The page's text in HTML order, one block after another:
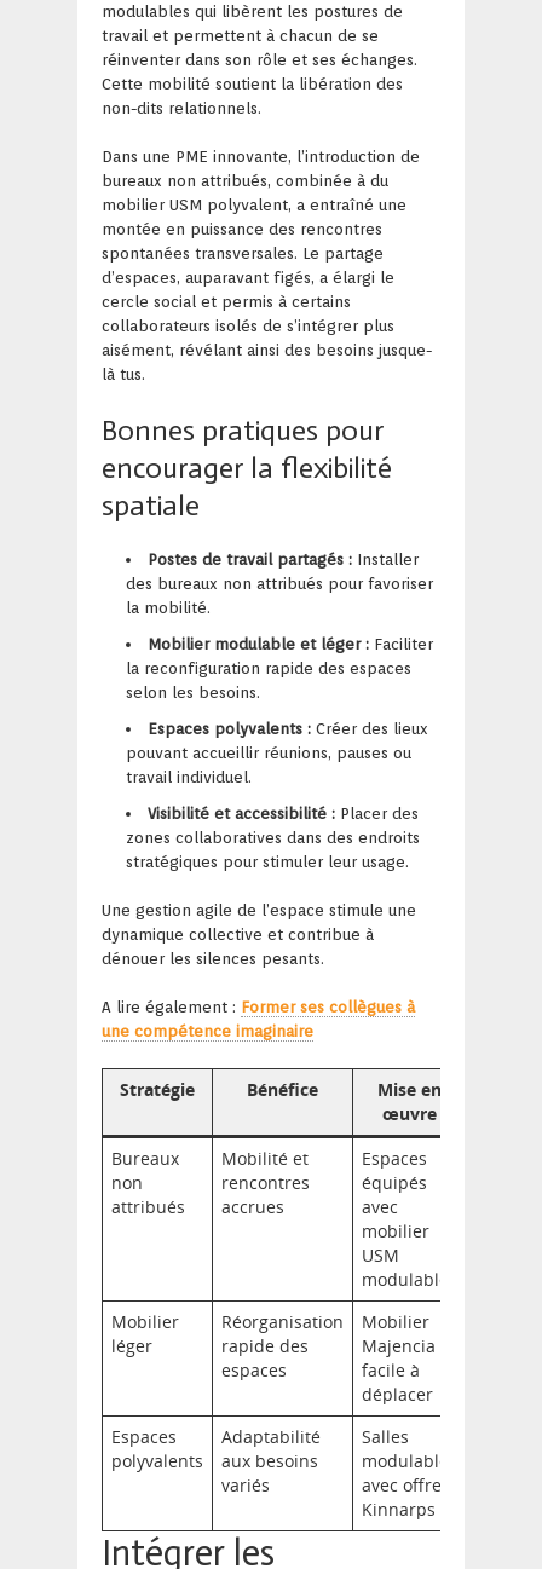
modulables qui libèrent les postures de
travail et permettent à chacun de se
réinventer dans son rôle et ses échanges.
Cette mobilité soutient la libération des
non-dits relationnels.
Dans une PME innovante, l’introduction de
bureaux non attribués, combinée à du
mobilier USM polyvalent, a entraîné une
montée en puissance des rencontres
spontanées transversales. Le partage
d’espaces, auparavant figés, a élargi le
cercle social et permis à certains
collaborateurs isolés de s’intégrer plus
aisément, révélant ainsi des besoins jusque-
là tus.
Bonnes pratiques pour
encourager la flexibilité
spatiale
Postes de travail partagés : Installer
des bureaux non attribués pour favoriser
la mobilité.
Mobilier modulable et léger : Faciliter
la reconfiguration rapide des espaces
selon les besoins.
Espaces polyvalents : Créer des lieux
pouvant accueillir réunions, pauses ou
travail individuel.
Visibilité et accessibilité : Placer des
zones collaboratives dans des endroits
stratégiques pour stimuler leur usage.
Une gestion agile de l’espace stimule une
dynamique collective et contribue à
dénouer les silences pesants.
A lire également : Former ses collègues à
une compétence imaginaire
Stratégie Bénéfice
Mise en
œuvre
Bureaux
non
attribués
Mobilité et
rencontres
accrues
Espaces
équipés
avec
mobilier
USM
modulable
Mobilier
léger
Réorganisation
rapide des
espaces
Mobilier
Majencia
facile à
déplacer
Espaces
polyvalents
Adaptabilité
aux besoins
variés
Salles
modulables
avec offres
Kinnarps
Intégrer les